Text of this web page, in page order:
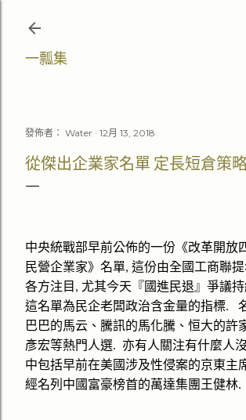
一瓢集
發佈者： Water 12月 13, 2018
從傑出企業家名單 定長短倉策
中央統戰部早前公佈的一份《改革開放
民營企業家》名單, 這份由全國工商聯
各方注目 , 尤其今天『國進民退』爭議
這名單為民企老闆政治含金量的指標.
巴巴的馬云、騰訊的馬化騰、恒大的許
彥宏等熱門人選. 亦有人關注有什麼人
中包括早前在美國涉及性侵案的京東主
經名列中國富豪榜首的萬達集團王健林.